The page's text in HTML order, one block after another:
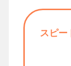
スピー